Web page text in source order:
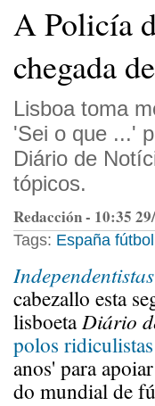
A Policía
chegada
Lisboa toma
'Sei o que ...'
Diário de
tópicos.
Redacción - 10:35
Tags: España fútbol
cabezallo esta
lisboetaDiário
polos ridiculistas
anos' para
do mundial de